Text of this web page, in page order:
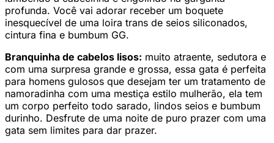
profunda. Você vai adorar receber um boquete
inesquecível de uma loira trans de seios siliconados,
cintura fina e bumbum GG.
Branquinha de cabelos lisos: muito atraente, sedutora e
com uma surpresa grande e grossa, essa gata é perfeita
para homens gulosos que desejam ter um tratamento de
namoradinha com uma mestiça estilo mulherão, ela tem
um corpo perfeito todo sarado, lindos seios e bumbum
durinho. Desfrute de uma noite de puro prazer com uma
gata sem limites para dar prazer.